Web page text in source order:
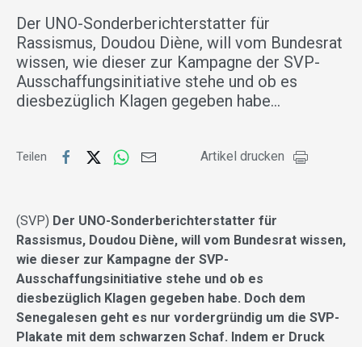
Der UNO-Sonderberichterstatter für
Rassismus, Doudou Diène, will vom Bundesrat
wissen, wie dieser zur Kampagne der SVP-
Ausschaffungsinitiative stehe und ob es
diesbezüglich Klagen gegeben habe…
Teilen Artikel drucken
(SVP) Der UNO-Sonderberichterstatter für
Rassismus, Doudou Diène, will vom Bundesrat wissen,
wie dieser zur Kampagne der SVP-
Ausschaffungsinitiative stehe und ob es
diesbezüglich Klagen gegeben habe. Doch dem
Senegalesen geht es nur vordergründig um die SVP-
Plakate mit dem schwarzen Schaf. Indem er Druck